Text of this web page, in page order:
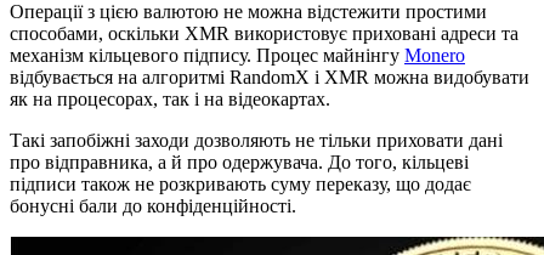
Операції з цією валютою не можна відстежити простими
способами, оскільки XMR використовує приховані адреси та
механізм кільцевого підпису. Процес майнінгу Monero
відбувається на алгоритмі RandomX і XMR можна видобувати
як на процесорах, так і на відеокартах.
Такі запобіжні заходи дозволяють не тільки приховати дані
про відправника, а й про одержувача. До того, кільцеві
підписи також не розкривають суму переказу, що додає
бонусні бали до конфіденційності.